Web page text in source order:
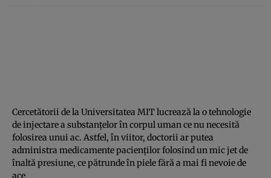
Cercetătorii de la Universitatea MIT lucrează la o tehnologie
de injectare a substanţelor în corpul uman ce nu necesită
folosirea unui ac. Astfel, în viitor, doctorii ar putea
administra medicamente pacienţilor folosind un mic jet de
înaltă presiune, ce pătrunde în piele fără a mai fi nevoie de
ace.